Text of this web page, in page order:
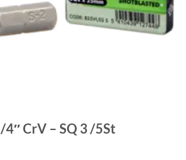
CrV – SQ 3 /5St